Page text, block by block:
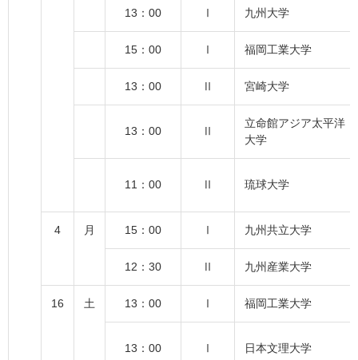
13：00 Ⅰ 九州大学
15：00 Ⅰ 福岡工業大学
13：00 Ⅱ 宮崎大学
13：00 Ⅱ
立命館アジア太平洋
大学
11：00 Ⅱ 琉球大学
4 月 15：00 Ⅰ 九州共立大学
12：30 Ⅱ 九州産業大学
16 土 13：00 Ⅰ 福岡工業大学
13：00 Ⅰ 日本文理大学